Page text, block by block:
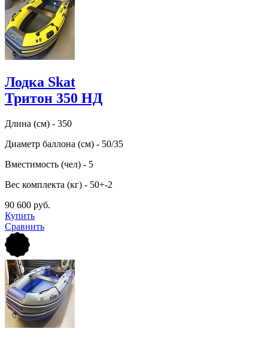
Лодка Skat
Тритон 350 НД
Длина (см) - 350
Диаметр баллона (см) - 50/35
Вместимость (чел) - 5
Вес комплекта (кг) - 50+-2
90 600 руб.
Купить
Сравнить